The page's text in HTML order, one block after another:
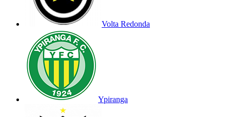
Volta Redonda
Ypiranga